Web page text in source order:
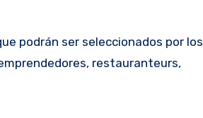
podrán ser seleccionados por los
restauranteurs,